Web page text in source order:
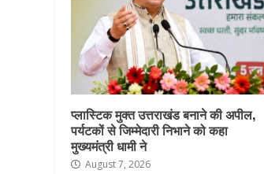
प्लास्टिक मुक्त उत्तराखंड बनाने की अपील,
पर्यटकों से जिम्मेदारी निभाने को कहा
मुख्यमंत्री धामी ने
August 7, 2026